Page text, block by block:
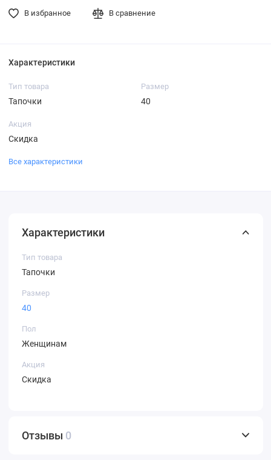
В избранное В сравнение
Характеристики
Тип товара
Тапочки
Размер
40
Акция
Скидка
Все характеристики
Характеристики
Тип товара
Тапочки
Размер
40
Пол
Женщинам
Акция
Скидка
Отзывы 0